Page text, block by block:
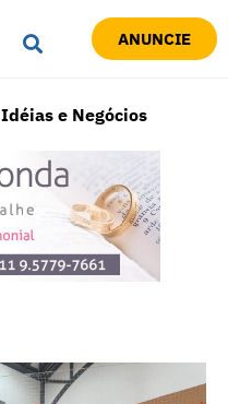
ANUNCIE
Idéias e Negócios